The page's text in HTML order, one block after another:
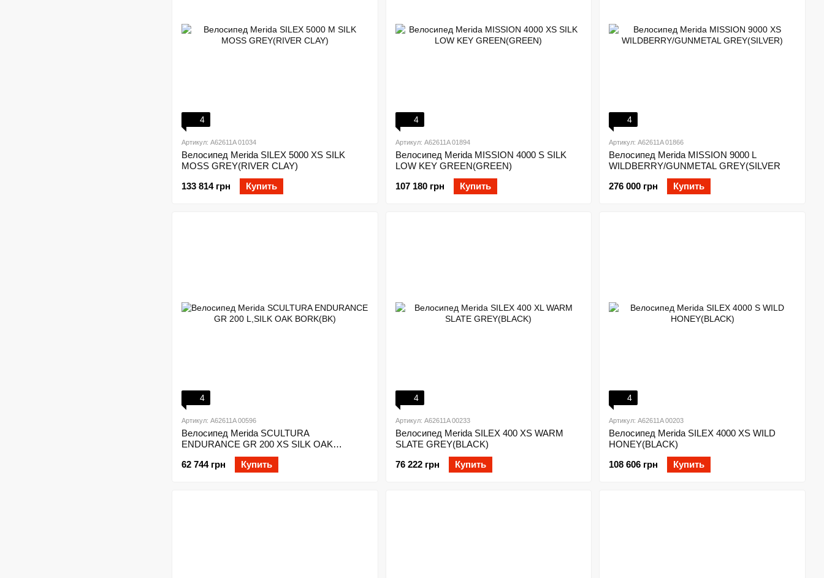
4
Артикул: A62611A 01034
Велосипед Merida SILEX 5000 XS SILK
MOSS GREY(RIVER CLAY)
133 814 грн
Купить
4
Артикул: A62611A 01894
Велосипед Merida MISSION 4000 S SILK
LOW KEY GREEN(GREEN)
107 180 грн
Купить
4
Артикул: A62611A 01866
Велосипед Merida MISSION 9000 L
WILDBERRY/GUNMETAL GREY(SILVER
276 000 грн
Купить
4
Артикул: A62611A 00596
Велосипед Merida SCULTURA
ENDURANCE GR 200 XS SILK OAK
62 744 грн
Купить
4
Артикул: A62611A 00233
Велосипед Merida SILEX 400 XS WARM
SLATE GREY(BLACK)
76 222 грн
Купить
4
Артикул: A62611A 00203
Велосипед Merida SILEX 4000 XS WILD
HONEY(BLACK)
108 606 грн
Купить